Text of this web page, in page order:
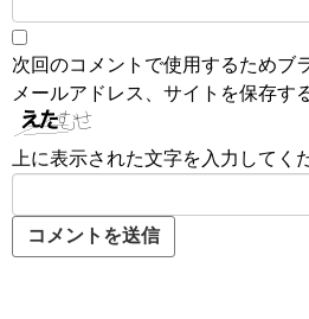
次回のコメントで使用するためブ
メールアドレス、サイトを保存す
上に表示された文字を入力してく